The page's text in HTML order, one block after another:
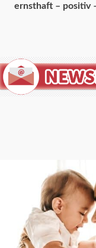
ernsthaft – positiv